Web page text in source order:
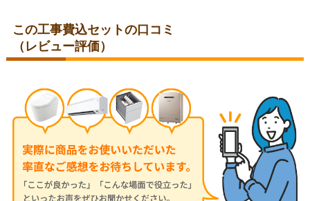
埼玉県川口市
ノーリツ レンジフード
NFG7S25MBA
パロマ レンジフード
WNBSK758YDXMW-R
この工事費込セットの口コミ
（レビュー評価）